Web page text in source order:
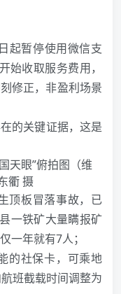
起暂停使用微信支
始收取服务费用，
修正，非盈利场景
的关键证据，这是
天眼”俯拍图（维
衢 摄
顶板冒落事故，已
一铁矿大量瞒报矿
一年就有7人；
的社保卡，可乘地
班截载时间调整为